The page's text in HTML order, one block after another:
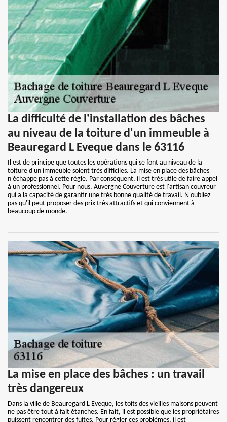
La difficulté de l'installation des bâches
au niveau de la toiture d'un immeuble à
Beauregard L Eveque dans le 63116
Il est de principe que toutes les opérations qui se font au niveau de la
toiture d'un immeuble soient très difficiles. La mise en place des bâches
n'échappe pas à cette règle. Par conséquent, il est très utile de faire appel
à un professionnel. Pour nous, Auvergne Couverture est l'artisan couvreur
qui a la capacité de garantir une très bonne qualité de travail. N'oubliez
pas qu'il peut proposer des prix très attractifs et qui conviennent à
beaucoup de monde.
La mise en place des bâches : un travail
très dangereux
Dans la ville de Beauregard L Eveque, les toits des vieilles maisons peuvent
ne pas être tout à fait étanches. En fait, il est possible que les propriétaires
puissent rencontrer des fuites. Pour régler ces problèmes, il est